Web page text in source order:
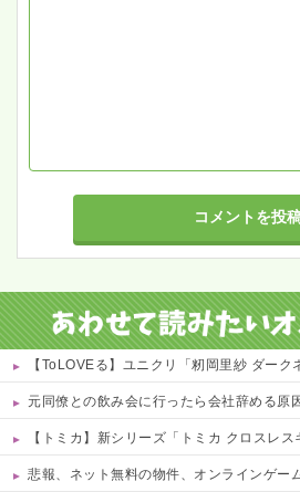
【ToLOVEる】ユニクリ「籾岡里紗 ダークネス
元同僚との飲み会に行ったら会社辞める原因になったパワハラ上司がいてブチ切れそう！
【トミカ】新シリーズ「トミカ クロスレ
悲報、ネット無料の物件、オンラインゲーム